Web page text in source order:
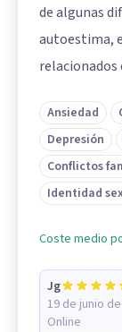
de algunas
autoestima,
relacionados
Ansiedad
Depresión
Conflictos
Identidad
Coste medio
Jg
19 de junio
Online